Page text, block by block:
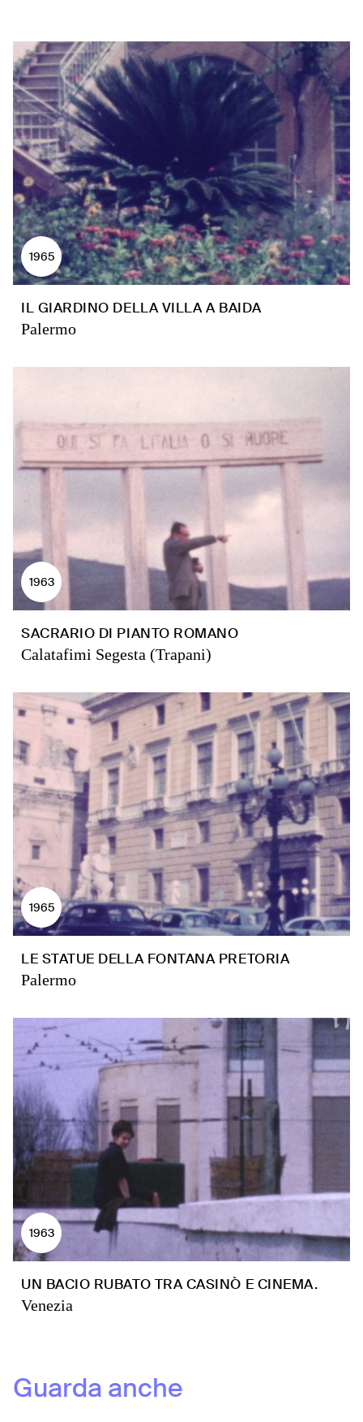
1965
IL GIARDINO DELLA VILLA A BAIDA
Palermo
1963
SACRARIO DI PIANTO ROMANO
Calatafimi Segesta (Trapani)
1965
LE STATUE DELLA FONTANA PRETORIA
Palermo
1963
UN BACIO RUBATO TRA CASINÒ E CINEMA.
Venezia
Guarda anche